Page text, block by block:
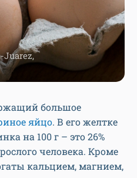
Juarez,
большое
яйцо. В его желтке
на 100 г – это 26%
человека. Кроме
кальцием, магнием,